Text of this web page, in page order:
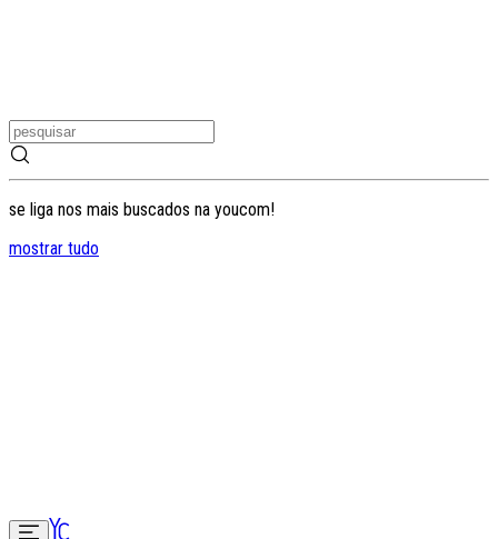
se liga nos mais buscados na youcom!
mostrar tudo